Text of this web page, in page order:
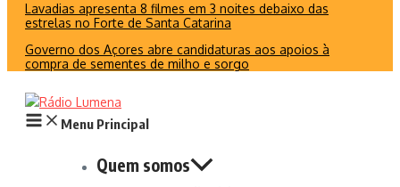
Lavadias apresenta 8 filmes em 3 noites debaixo das
estrelas no Forte de Santa Catarina
Governo dos Açores abre candidaturas aos apoios à
compra de sementes de milho e sorgo
Menu Principal
Quem somos